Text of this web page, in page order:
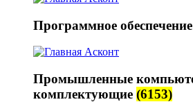
Программное
Промышленные
комплектующие (6153)